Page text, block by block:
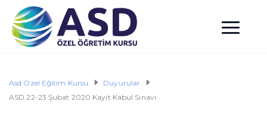
Asd Özel Eğitim Kursu
Duyurular
ASD 22-23 Şubat 2020 Kayıt Kabul Sınavı